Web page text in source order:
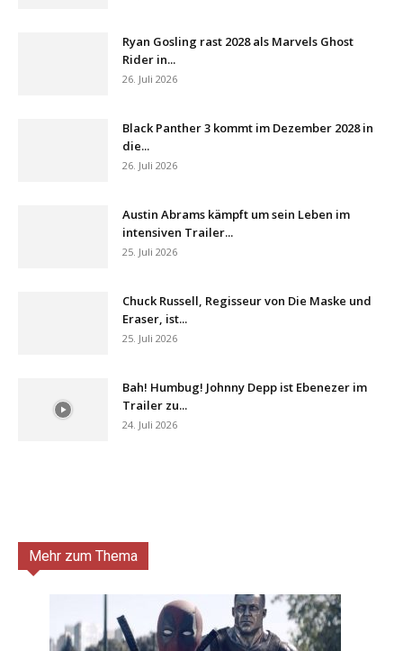
Ryan Gosling rast 2028 als Marvels Ghost
Rider in...
26. Juli 2026
Black Panther 3 kommt im Dezember 2028 in
die...
26. Juli 2026
Austin Abrams kämpft um sein Leben im
intensiven Trailer...
25. Juli 2026
Chuck Russell, Regisseur von Die Maske und
Eraser, ist...
25. Juli 2026
Bah! Humbug! Johnny Depp ist Ebenezer im
Trailer zu...
24. Juli 2026
Mehr zum Thema